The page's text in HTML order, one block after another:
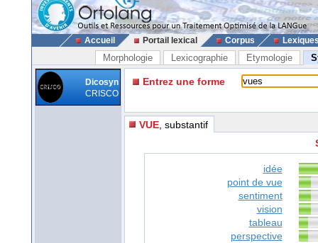
Accueil Portail lexical Corpus
Morphologie Lexicographie Etymologie
Dicosyn
CRISCO
Entrez une forme
VUE , substantif
idée
point de vue
sentiment
vision
tableau
perspective